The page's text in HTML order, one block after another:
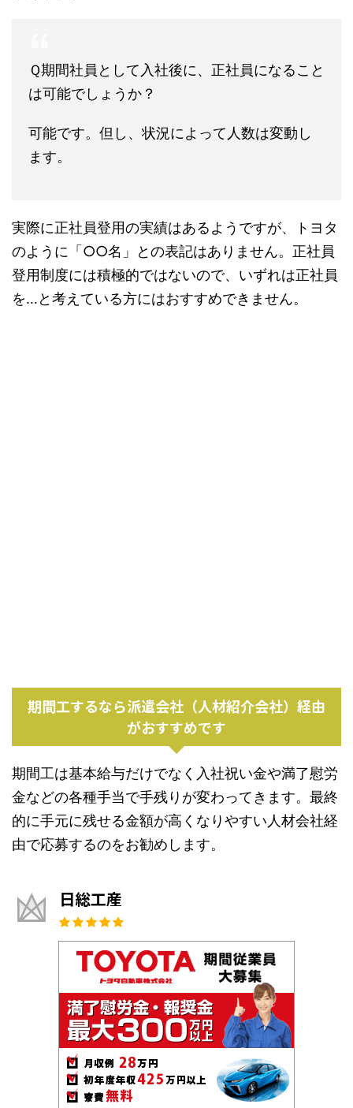
Ｑ期間社員として入社後に、正社員になること
は可能でしょうか？
可能です。但し、状況によって人数は変動し
ます。
実際に正社員登用の実績はあるようですが、トヨタ
のように「○○名」との表記はありません。正社員
登用制度には積極的ではないので、いずれは正社員
を…と考えている方にはおすすめできません。
期間工するなら派遣会社（人材紹介会社）経由
がおすすめです
期間工は基本給与だけでなく入社祝い金や満了慰労
金などの各種手当で手残りが変わってきます。最終
的に手元に残せる金額が高くなりやすい人材会社経
由で応募するのをお勧めします。
日総工産